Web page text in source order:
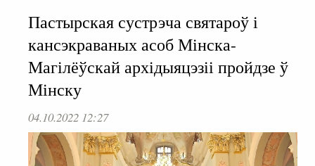
Пастырская сустрэча святароў і
кансэкраваных асоб Мінска-
Магілёўскай архідыяцэзіі пройдзе ў
Мінску
04.10.2022 12:27